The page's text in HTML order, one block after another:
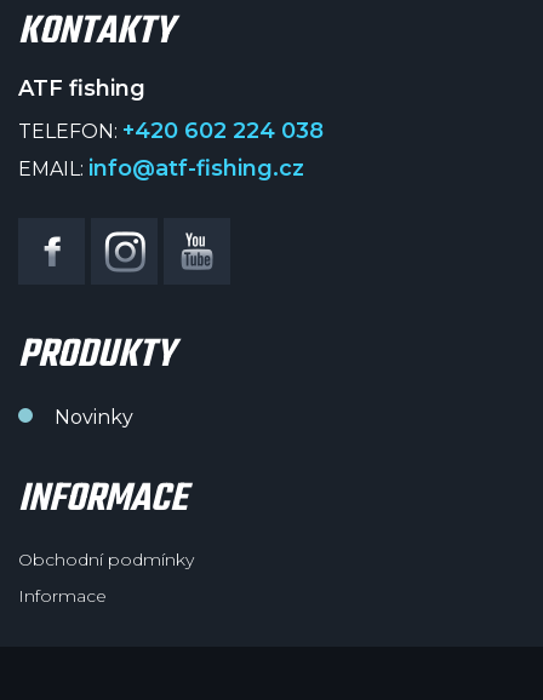
KONTAKTY
ATF fishing
TELEFON: +420 602 224 038
EMAIL: info@atf-fishing.cz
PRODUKTY
Novinky
INFORMACE
Obchodní podmínky
Informace